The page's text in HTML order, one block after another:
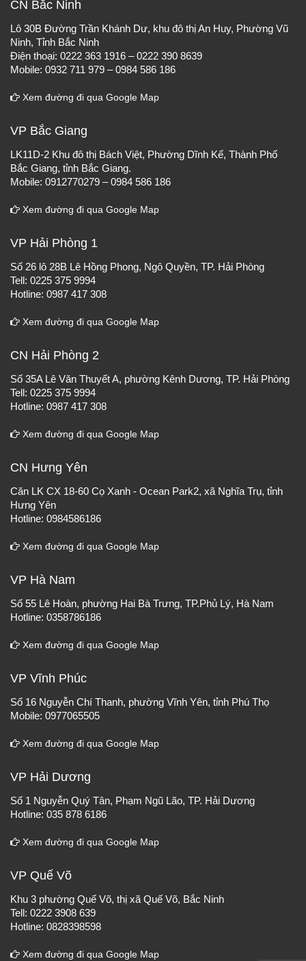
CN Bắc Ninh
Lô 30B Đường Trần Khánh Dư, khu đô thị An Huy, Phường Vũ
Ninh, Tỉnh Bắc Ninh
Điện thoại: 0222 363 1916 – 0222 390 8639
Mobile: 0932 711 979 – 0984 586 186
Xem đường đi qua Google Map
VP Bắc Giang
LK11D-2 Khu đô thị Bách Việt, Phường Dĩnh Kế, Thành Phố
Bắc Giang, tỉnh Bắc Giang.
Mobile: 0912770279 – 0984 586 186
Xem đường đi qua Google Map
VP Hải Phòng 1
Số 26 lô 28B Lê Hồng Phong, Ngô Quyền, TP. Hải Phòng
Tell: 0225 375 9994
Hotline: 0987 417 308
Xem đường đi qua Google Map
CN Hải Phòng 2
Số 35A Lê Văn Thuyết A, phường Kênh Dương, TP. Hải Phòng
Tell: 0225 375 9994
Hotline: 0987 417 308
Xem đường đi qua Google Map
CN Hưng Yên
Căn LK CX 18-60 Cọ Xanh - Ocean Park2, xã Nghĩa Trụ, tỉnh
Hưng Yên
Hotline: 0984586186
Xem đường đi qua Google Map
VP Hà Nam
Số 55 Lê Hoàn, phường Hai Bà Trưng, TP.Phủ Lý, Hà Nam
Hotline: 0358786186
Xem đường đi qua Google Map
VP Vĩnh Phúc
Số 16 Nguyễn Chí Thanh, phường Vĩnh Yên, tỉnh Phú Thọ
Mobile: 0977065505
Xem đường đi qua Google Map
VP Hải Dương
Số 1 Nguyễn Quý Tân, Phạm Ngũ Lão, TP. Hải Dương
Hotline: 035 878 6186
Xem đường đi qua Google Map
VP Quế Võ
Khu 3 phường Quế Võ, thị xã Quế Võ, Bắc Ninh
Tell: 0222 3908 639
Hotline: 0828398598
Xem đường đi qua Google Map